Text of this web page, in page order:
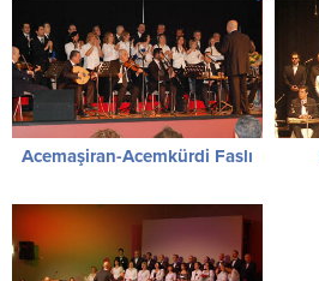
Acemaşiran-Acemkürdi Faslı